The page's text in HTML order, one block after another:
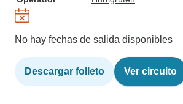
No hay fechas de salida disponibles
Descargar folleto Ver circuito